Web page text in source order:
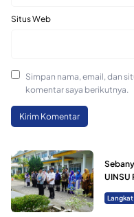
Situs Web
Simpan nama, email, dan
komentar saya berikutnya.
UINSU
Langkat